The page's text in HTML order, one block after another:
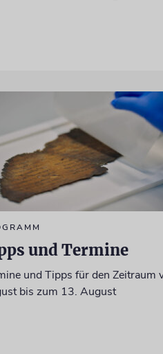
und Termine
und Tipps für den Zeitraum
bis zum 13. August